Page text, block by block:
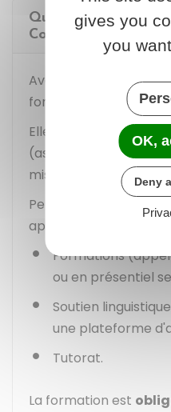
Quelle formation
Corps européen de
Avant votre départ,
formation (appelée
Elle est organisée par
(association par
mission.
Pendant votre
appuis suivants :
Formations
ou en présentiel
Soutien
une plateforme
Tutorat.
La formation est
gives you
you
OK,
Deny